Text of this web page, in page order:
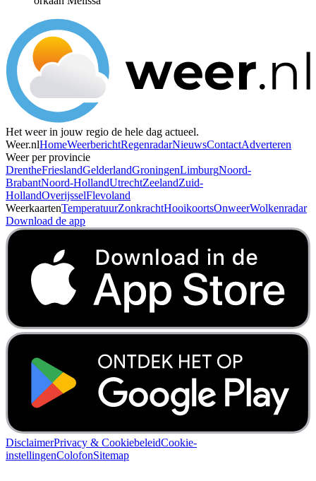
Het weer in jouw regio de hele dag actueel.
Weer.nlHomeWeerberichtRegenradarNieuwsContactAdverteren
Weer per provincie
DrentheFrieslandGelderlandGroningenLimburgNoord-
BrabantNoord-HollandUtrechtZeelandZuid-
HollandOverijsselFlevoland
WeerkaartenTemperatuurZonkrachtHooikoortsOnweerWolkenradar
Download de app
DisclaimerPrivacy & CookiebeleidCookie-
instellingenColofonSitemap